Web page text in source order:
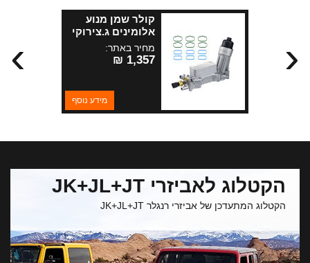
קולר שמן מנוע
אלומינים ג.צירוקי
+JL+ WK2+JK
דיזל+KL 3.2 2014
מחיר באתר:
1,357 ₪
מידע נוסף
› ‹
הקטלוג לאביזרי JK+JL+JT
הקטלוג המתעדכן של אביזרי רנגלר JK+JL+JT